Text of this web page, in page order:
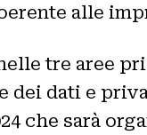
alle
tre aree
dati e
che sarà